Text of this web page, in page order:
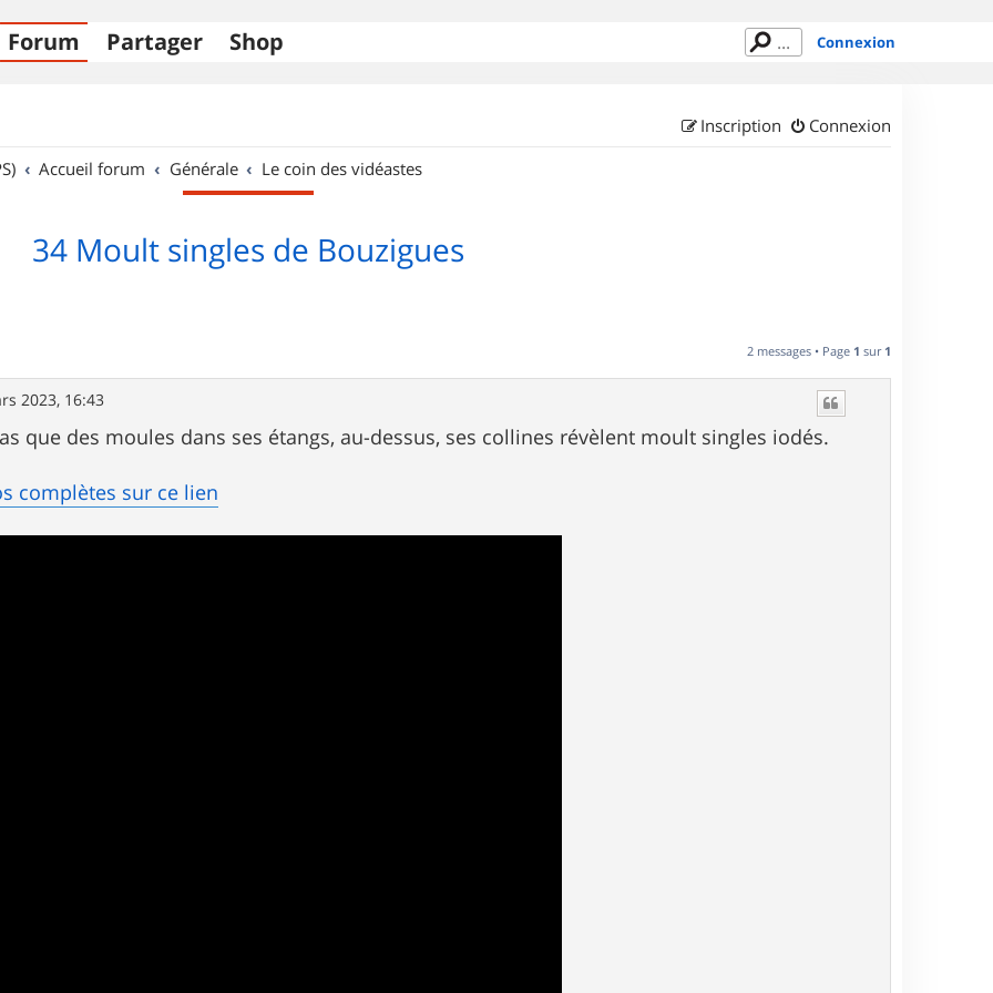
Forum Partager Shop Connexion
Connexion
Inscription
Accueil forum Générale Le coin des vidéastes
34 Moult singles de Bouzigues
2 messages • Page 1 sur 1
2023, 16:43
que des moules dans ses étangs, au-dessus, ses collines révèlent moult singles iodés.
complètes sur ce lien